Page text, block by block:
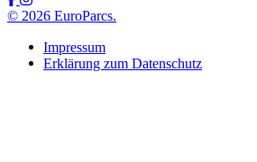
© 2026 EuroParcs.
Impressum
Erklärung zum Datenschutz